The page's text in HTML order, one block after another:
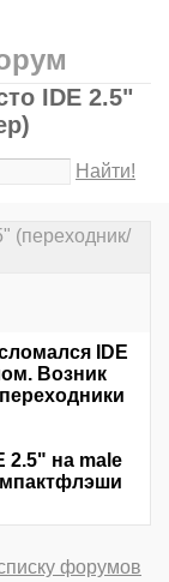
IDE 2.5"
Найти!
(переходник/
IDE
Возник
2.5" на male
форумов